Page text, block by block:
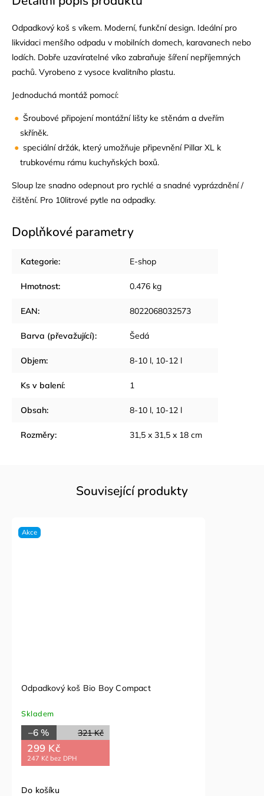
Odpadkový koš s víkem. Moderní, funkční design. Ideální pro
likvidaci menšího odpadu v mobilních domech, karavanech nebo
lodích. Dobře uzavíratelné víko zabraňuje šíření nepříjemných
pachů. Vyrobeno z vysoce kvalitního plastu.
Jednoduchá montáž pomocí:
Šroubové připojení montážní lišty ke stěnám a dveřím
skříněk.
speciální držák, který umožňuje připevnění Pillar XL k
trubkovému rámu kuchyňských boxů.
Sloup lze snadno odepnout pro rychlé a snadné vyprázdnění /
čištění. Pro 10litrové pytle na odpadky.
Doplňkové parametry
Kategorie: E-shop
Hmotnost: 0.476 kg
EAN: 8022068032573
Barva (převažující): Šedá
Objem: 8-10 l, 10-12 l
Ks v balení: 1
Obsah: 8-10 l, 10-12 l
Rozměry: 31,5 x 31,5 x 18 cm
Související produkty
Akce
Odpadkový koš Bio Boy Compact
Skladem
321 Kč
–6 %
299 Kč
247 Kč bez DPH
Do košíku